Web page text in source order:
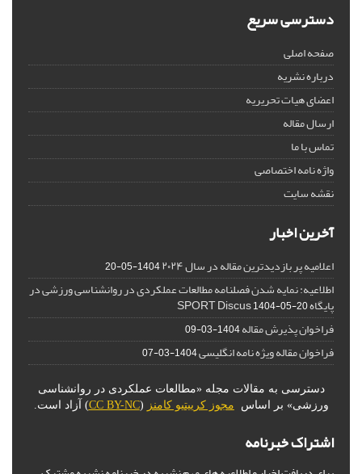
دسترسی سریع
صفحه اصلی
درباره نشریه
اعضای هیات تحریریه
ارسال مقاله
تماس با ما
واژه نامه اختصاصی
نقشه سایت
آخرین اخبار
اعلامیه پر بازدیدترین مقاله در سال ۲۰۲۴ 1404-05-20
اطلاعیه: نمایه شدن فصلنامه مطالعات عملکردی در روانشناسی ورزشی در
پایگاه SPORT Discus1404-05-20
فراخوان پذیرش مقاله1404-03-09
فراخوان مقاله ویژه نامه انگلیسی1404-03-07
دسترسی به مقالات مجله «مطالعات عملکردی در روانشناسی
ورزشی» بر اساس
مجوز کرییتیو کامنز (
CC BY-NC) آزاد است.
اشتراک خبرنامه